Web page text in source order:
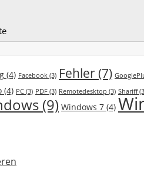
(4) Facebook (3) Fehler(7)
(4) PC (3) PDF (3) Remotedesktop (3) Shariff
(9) Windows 7 (4)